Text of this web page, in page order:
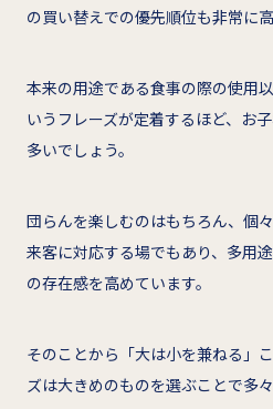
の買い替えでの優先順位も非常に
本来の用途である食事の際の使用
いうフレーズが定着するほど、お
多いでしょう。
団らんを楽しむのはもちろん、個
来客に対応する場でもあり、多用
の存在感を高めています。
そのことから「大は小を兼ねる」
ズは大きめのものを選ぶことで多